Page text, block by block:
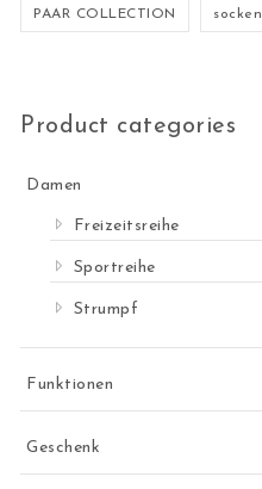
PAAR COLLECTION socken
Product categories
Damen
Freizeitsreihe
Sportreihe
Strumpf
Funktionen
Geschenk